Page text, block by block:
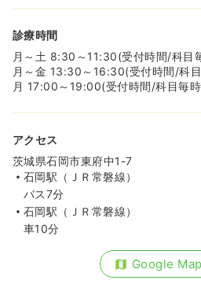
診療時間
月～土 8:30～11:30(受付時間/科目
月～金 13:30～16:30(受付時間/科
月 17:00～19:00(受付時間/科目毎
アクセス
茨城県石岡市東府中1-7
石岡駅（ＪＲ常磐線）
バス7分
石岡駅（ＪＲ常磐線）
車10分
Google